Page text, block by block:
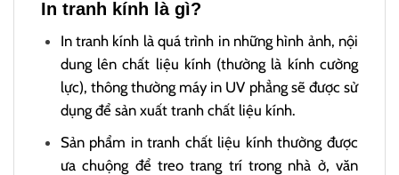
In tranh kính là gì?
In tranh kính là quá trình in những hình ảnh, nội
dung lên chất liệu kính (thường là kính cường
lực), thông thường máy in UV phẳng sẽ được sử
dụng để sản xuất tranh chất liệu kính.
Sản phẩm in tranh chất liệu kính thường được
ưa chuộng để treo trang trí trong nhà ở, văn